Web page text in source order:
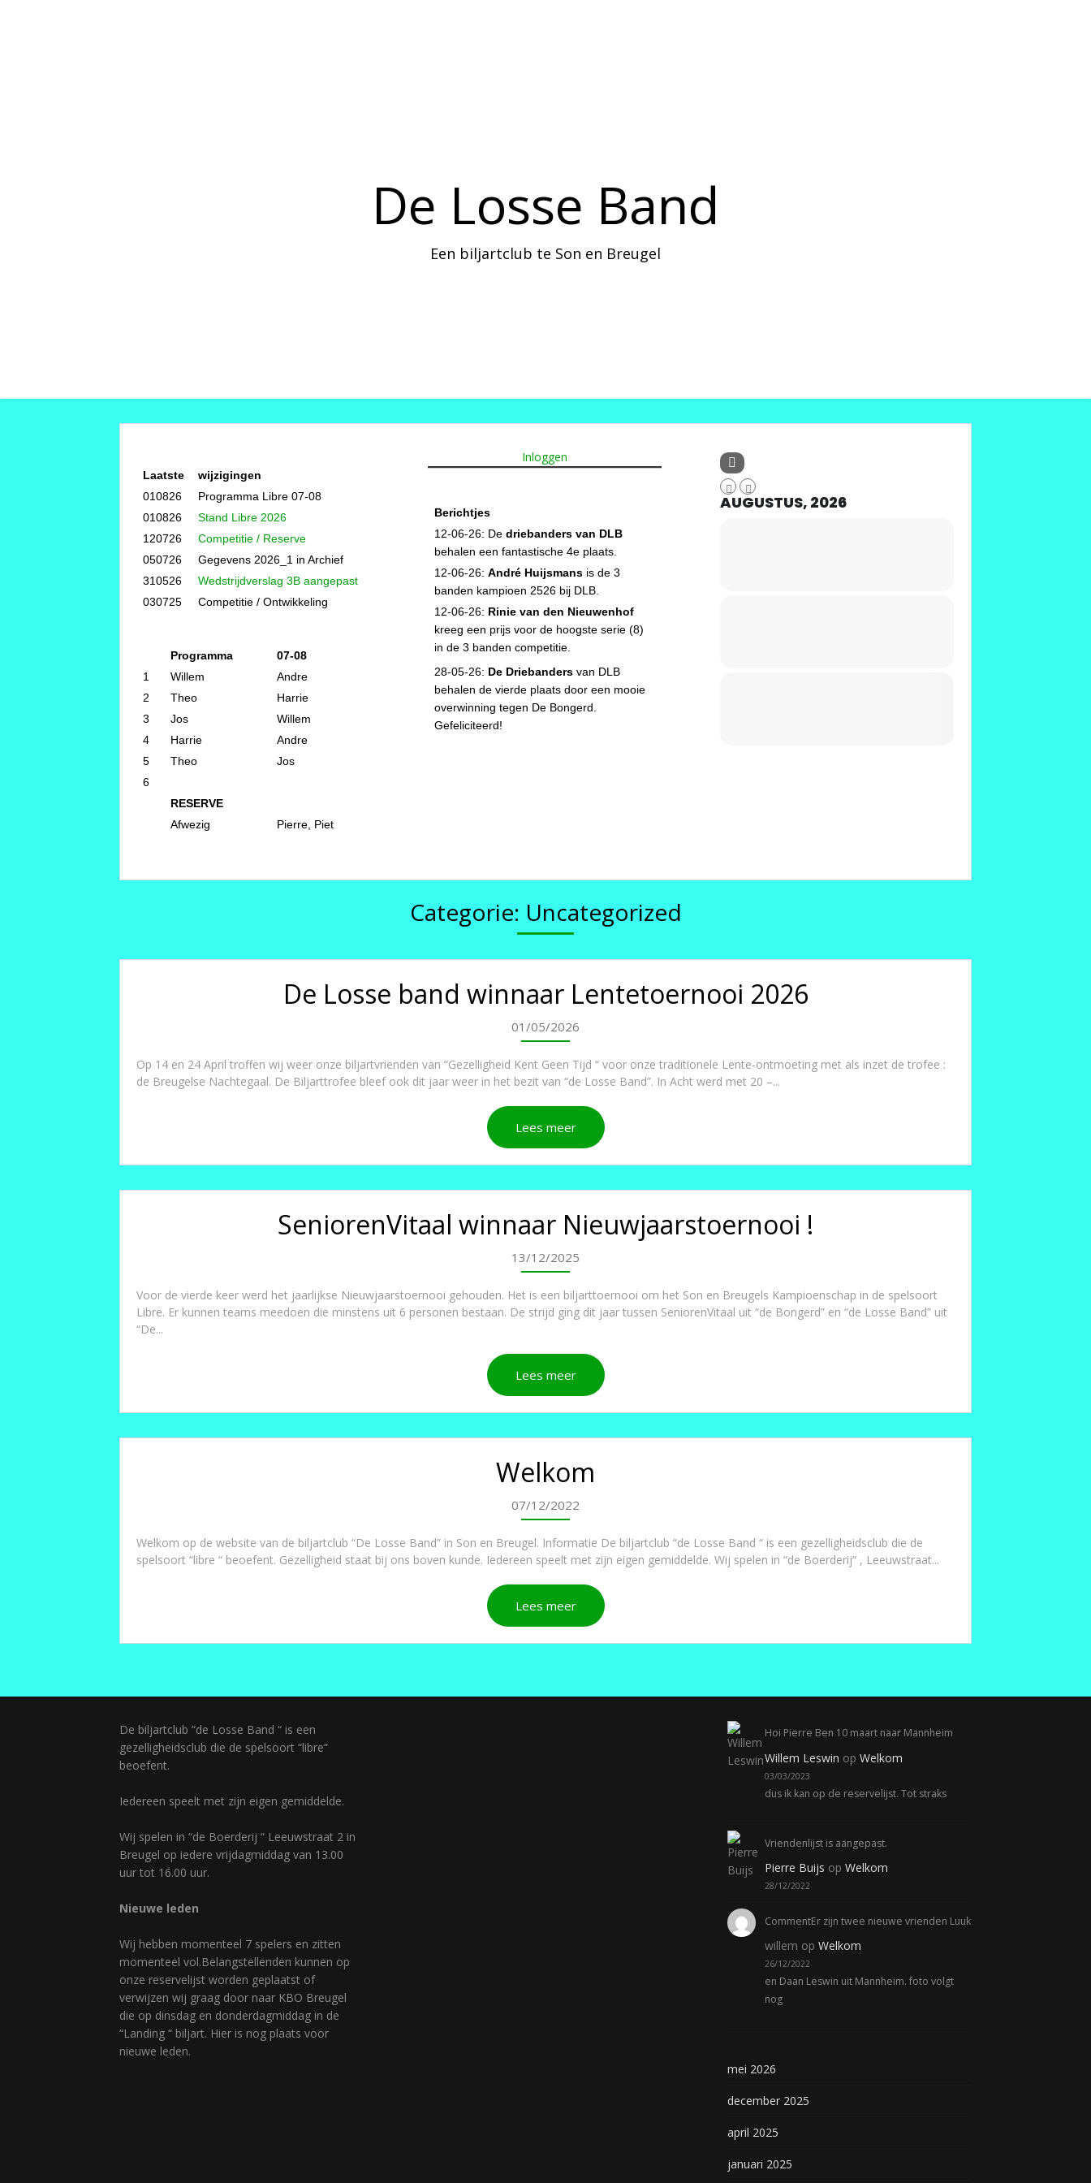
De Losse Band
Een biljartclub te Son en Breugel
Laatste
wijzigingen
010826
Programma Libre 07-08
010826
Stand Libre 2026
120726
Competitie / Reserve
050726
Gegevens 2026_1 in Archief
310526
Wedstrijdverslag 3B aangepast
030725
Competitie / Ontwikkeling
Programma
07-08
1
Willem
Andre
2
Theo
Harrie
3
Jos
Willem
4
Harrie
Andre
5
Theo
Jos
6
RESERVE
Afwezig
Pierre, Piet
Inloggen
Berichtjes
12-06-26: Dedriebanders van DLB
behalen een fantastische 4e plaats.
12-06-26:André Huijsmans is de 3
banden kampioen 2526 bij DLB.
12-06-26: Rinie van den Nieuwenhof
kreeg een prijs voor de hoogste serie (8)
in de 3 banden competitie.
28-05-26: De Driebanders van DLB
behalen de vierde plaats door een mooie
overwinning tegen De Bongerd.
Gefeliciteerd!
AUGUSTUS, 2026
Categorie: Uncategorized
De Losse band winnaar Lentetoernooi 2026
01/05/2026
Op 14 en 24 April troffen wij weer onze biljartvrienden van “Gezelligheid Kent Geen Tijd “ voor onze traditionele Lente-ontmoeting met als inzet de trofee :
de Breugelse Nachtegaal. De Biljarttrofee bleef ook dit jaar weer in het bezit van “de Losse Band”. In Acht werd met 20 –...
Lees meer
SeniorenVitaal winnaar Nieuwjaarstoernooi !
13/12/2025
Voor de vierde keer werd het jaarlijkse Nieuwjaarstoernooi gehouden. Het is een biljarttoernooi om het Son en Breugels Kampioenschap in de spelsoort
Libre. Er kunnen teams meedoen die minstens uit 6 personen bestaan. De strijd ging dit jaar tussen SeniorenVitaal uit “de Bongerd” en “de Losse Band” uit
“De...
Lees meer
Welkom
07/12/2022
Welkom op de website van de biljartclub “De Losse Band” in Son en Breugel. Informatie De biljartclub “de Losse Band “ is een gezelligheidsclub die de
spelsoort “libre “ beoefent. Gezelligheid staat bij ons boven kunde. Iedereen speelt met zijn eigen gemiddelde. Wij spelen in “de Boerderij“ , Leeuwstraat...
Lees meer
De biljartclub “de Losse Band “ is een
gezelligheidsclub die de spelsoort “libre“
beoefent.
Iedereen speelt met zijn eigen gemiddelde.
Wij spelen in “de Boerderij “ Leeuwstraat 2 in
Breugel op iedere vrijdagmiddag van 13.00
uur tot 16.00 uur.
Nieuwe leden
Wij hebben momenteel 7 spelers en zitten
momenteel vol.Belangstellenden kunnen op
onze reservelijst worden geplaatst of
verwijzen wij graag door naar KBO Breugel
die op dinsdag en donderdagmiddag in de
“Landing “ biljart. Hier is nog plaats voor
nieuwe leden.
Willem Leswin op Welkom
03/03/2023
Hoi Pierre Ben 10 maart naar Mannheim
dus ik kan op de reservelijst. Tot straks
Pierre Buijs op Welkom
28/12/2022
Vriendenlijst is aangepast.
willem op Welkom
26/12/2022
CommentEr zijn twee nieuwe vrienden Luuk
en Daan Leswin uit Mannheim. foto volgt
nog
mei 2026
december 2025
april 2025
januari 2025